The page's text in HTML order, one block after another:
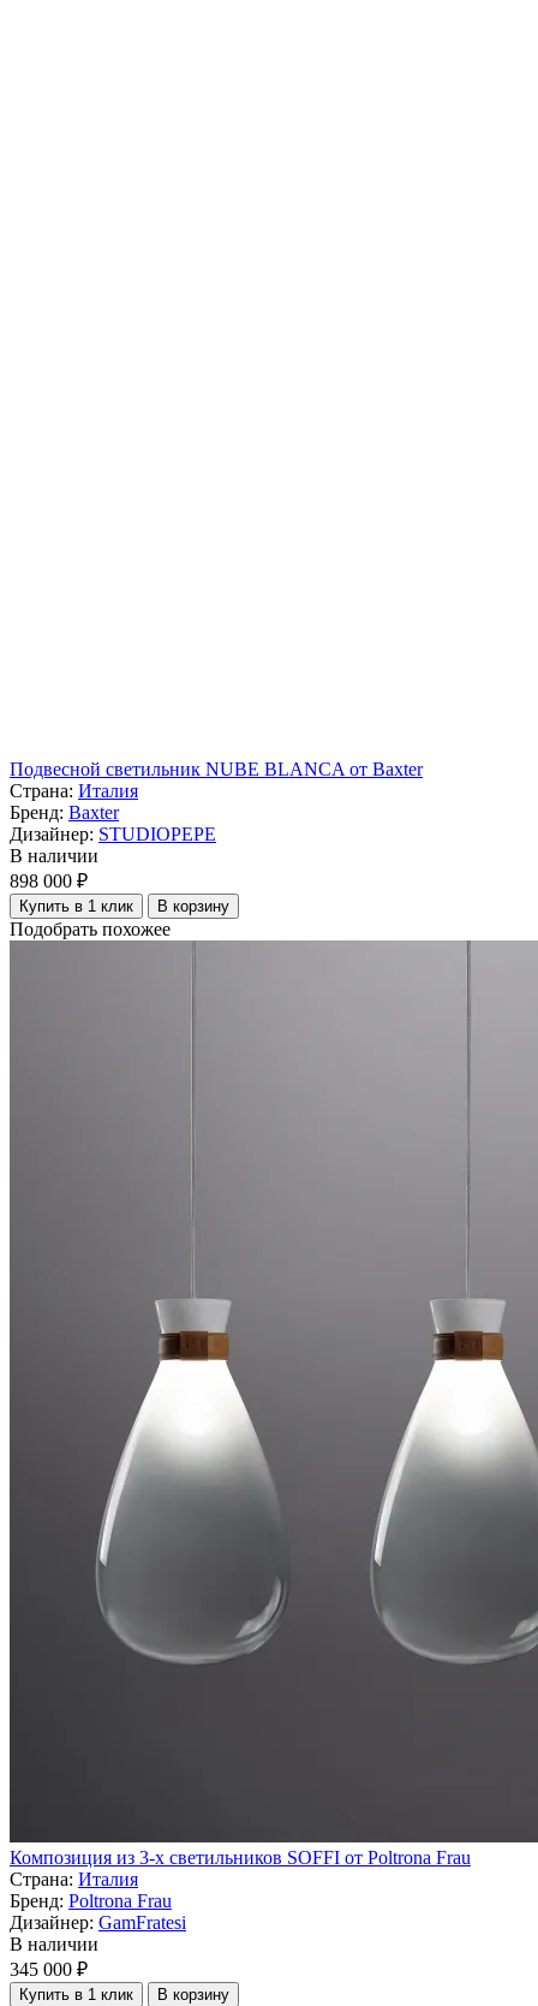
Подвесной светильник NUBE BLANCA от Baxter
Страна: Италия
Бренд: Baxter
Дизайнер: STUDIOPEPE
В наличии
898 000 ₽
Купить в 1 клик В корзину
Подобрать похожее
Композиция из 3-х светильников SOFFI от Poltrona Frau
Страна: Италия
Бренд: Poltrona Frau
Дизайнер: GamFratesi
В наличии
345 000 ₽
Купить в 1 клик В корзину